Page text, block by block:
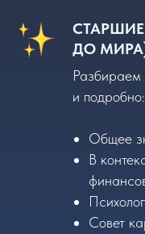
ДО
Разбираем
и подробно:
Общее
В
Совет